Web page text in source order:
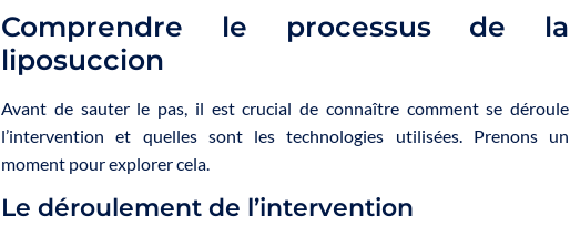
Comprendre le processus de la
liposuccion
Avant de sauter le pas, il est crucial de connaître comment se déroule
l’intervention et quelles sont les technologies utilisées. Prenons un
moment pour explorer cela.
Le déroulement de l’intervention